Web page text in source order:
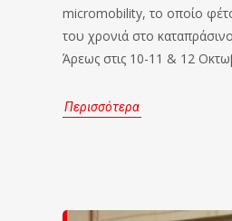
micromobility, το οποίο
του χρονιά στο
Άρεως στις 10-11 & 12
Περισσότερα